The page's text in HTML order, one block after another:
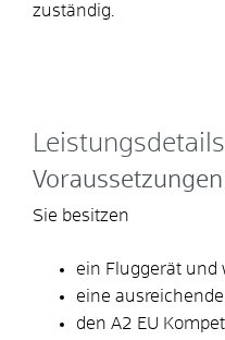
zuständig.
Leistungsdetails
Voraussetzungen
Sie besitzen
ein Fluggerät und
eine
den A2 EU